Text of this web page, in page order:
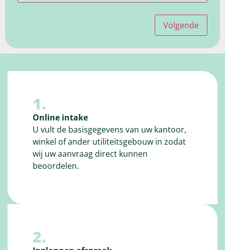
Volgende
1.
Online intake
U vult de basisgegevens van uw kantoor,
winkel of ander utiliteitsgebouw in zodat
wij uw aanvraag direct kunnen
beoordelen.
2.